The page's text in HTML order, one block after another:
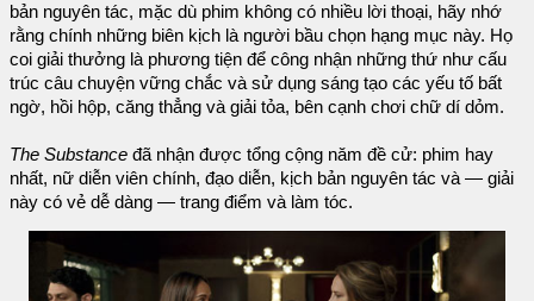
bản nguyên tác, mặc dù phim không có nhiều lời thoại, hãy nhớ
rằng chính những biên kịch là người bầu chọn hạng mục này. Họ
coi giải thưởng là phương tiện để công nhận những thứ như cấu
trúc câu chuyện vững chắc và sử dụng sáng tạo các yếu tố bất
ngờ, hồi hộp, căng thẳng và giải tỏa, bên cạnh chơi chữ dí dỏm.
The Substance đã nhận được tổng cộng năm đề cử: phim hay
nhất, nữ diễn viên chính, đạo diễn, kịch bản nguyên tác và — giải
này có vẻ dễ dàng — trang điểm và làm tóc.